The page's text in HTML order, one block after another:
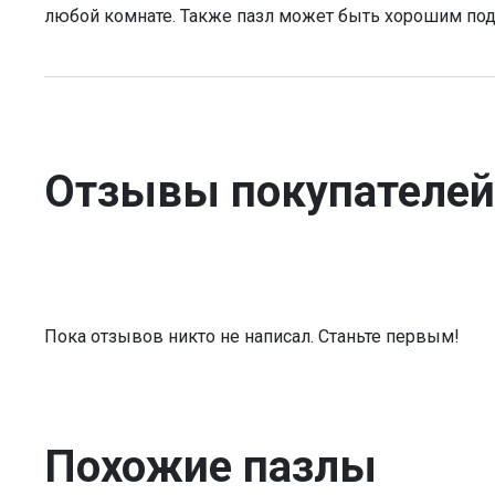
любой комнате. Также пазл может быть хорошим
Отзывы покупателей
Пока отзывов никто не написал. Станьте первым!
Похожие пазлы